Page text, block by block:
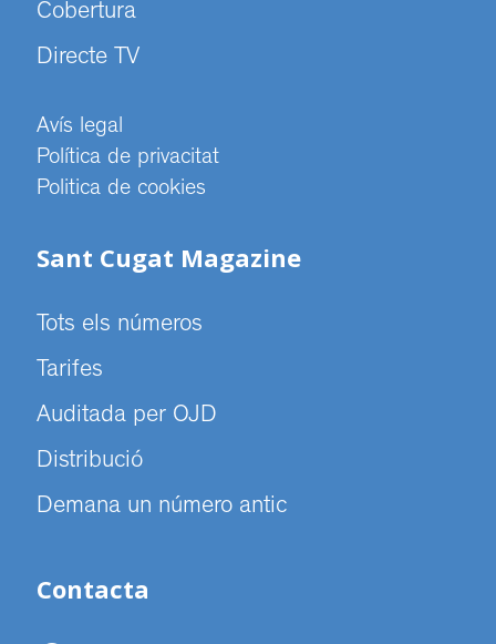
Cobertura
Directe TV
Avís legal
Política de privacitat
Politica de cookies
Sant Cugat Magazine
Tots els números
Tarifes
Auditada per OJD
Distribució
Demana un número antic
Contacta